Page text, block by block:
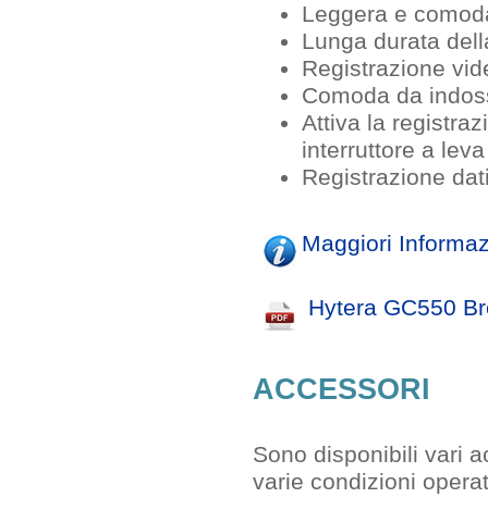
Leggera e
Lunga durata
Registrazione
Comoda da
Attiva la
interruttore a leva
Registrazione
Maggiori
Hytera GC550
ACCESSORI
Sono disponibili vari
varie condizioni